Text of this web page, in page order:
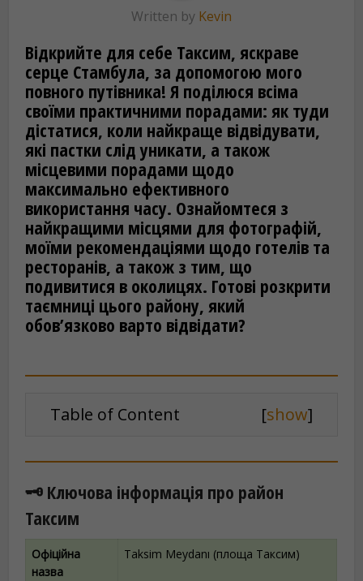
Written by Kevin
Відкрийте для себе Таксим, яскраве
серце Стамбула, за допомогою мого
повного путівника! Я поділюся всіма
своїми практичними порадами: як туди
дістатися, коли найкраще відвідувати,
які пастки слід уникати, а також
місцевими порадами щодо
максимально ефективного
використання часу. Ознайомтеся з
найкращими місцями для фотографій,
моїми рекомендаціями щодо готелів та
ресторанів, а також з тим, що
подивитися в околицях. Готові розкрити
таємниці цього району, який
обов’язково варто відвідати?
Table of Content [show]
🗝️ Ключова інформація про район
Таксим
Офіційна
назва
Taksim Meydanı (площа Таксим)